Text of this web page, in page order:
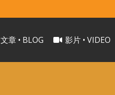
文章 • BLOG 影片 • VIDEO